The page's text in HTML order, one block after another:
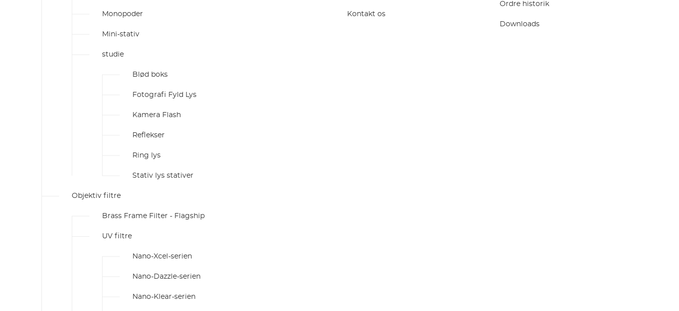
Monopoder
Mini-stativ
studie
Blød boks
Fotografi Fyld Lys
Kamera Flash
Reflekser
Ring lys
Stativ lys stativer
Objektiv filtre
Brass Frame Filter - Flagship
UV filtre
Nano-Xcel-serien
Nano-Dazzle-serien
Nano-Klear-serien
Kontakt os
Ordre historik
Downloads